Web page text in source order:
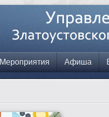
Мероприятия Афиша